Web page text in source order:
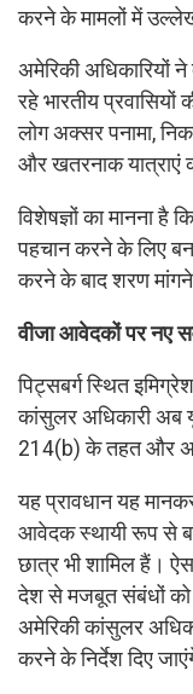
करने के मामलों में
अमेरिकी अधिकारियों
रहे भारतीय प्रवासियों
लोग अक्सर पनामा,
और खतरनाक यात्राएं
विशेषज्ञों का मानना है
पहचान करने के लिए
करने के बाद शरण
वीजा आवेदकों पर नए
पिट्सबर्ग स्थित
कांसुलर अधिकारी अब
214(b) के तहत और
यह प्रावधान यह
आवेदक स्थायी रूप से
छात्र भी शामिल हैं।
देश से मजबूत संबंधों को
अमेरिकी कांसुलर
करने के निर्देश दिए